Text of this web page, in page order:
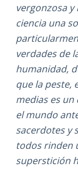
vergonzosa
ciencia una
verdades de
humanidad,
que la peste,
medias es
el mundo
sacerdotes y
todos rinden
superstición